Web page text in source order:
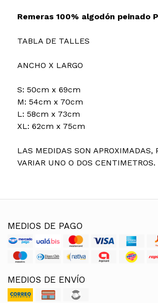
Remeras 100% algodón peinado
TABLA DE TALLES
ANCHO X LARGO
S: 50cm x 69cm
M: 54cm x 70cm
L: 58cm x 73cm
XL: 62cm x 75cm
LAS MEDIDAS SON APROXIMADAS,
VARIAR UNO O DOS CENTIMETROS.
MEDIOS DE PAGO
MEDIOS DE ENVÍO